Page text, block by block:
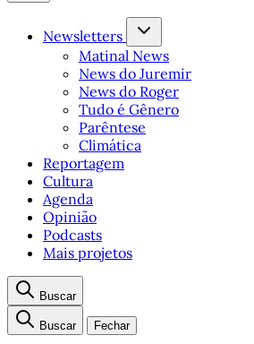
Newsletters
Matinal News
News do Juremir
News do Roger
Tudo é Gênero
Parêntese
Climática
Reportagem
Cultura
Agenda
Opinião
Podcasts
Mais projetos
Buscar
Buscar Fechar